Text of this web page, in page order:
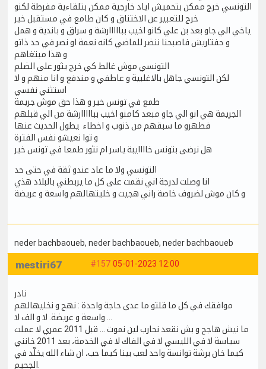
التونسي خرج ممكن بتحميش اياد خارجية ممكن بتلقاءية مفرطة لكنو
خرج للتعبير عن الاختناق و كان طامع في مستقبل خير
ياخي الي جاو بعد بن علي كانو اخيب ببااااارشة و سراق و باندية و همل
و حفتاريش فاصبحنا ننضر للماضي كانه نعمة او نصر في حد ذاتو
و هذا مبتغاهم
التونسي موش غالط كي خرج يثور على الضلم
لكن التونسي جاهل بالاغلبية و عاطفي و مندفع و انا منهم و لا
استثني نفسي
طمع في تونس خير و هذا حق موش جريمة
الجريمة هي انو الي جاو مبعد كامنو اخيب ببااااارشة من الي قبلهم
فطهرو ما سبقهم من ذنوب و اخطاء يطول الحديث عنها
و توا نعيشو نفس الفترة
هل نرضى بتونس خاااايبة ياسر ام نثور طمعا في تونس خير
التونسي ولا ما عاد عندو ثقة في حتى حد
انا وصلت لدرجة اني نقمت على كل ما يربطني بالبلاد هذي
و كان موش لضروف خاصة راني هجيت و خليتهالهم واسعة و عريضة
neder bachbaoueb, neder bachbaoueb, neder bachbaoueb
#157 05-01-2023 12:00
mestiri67
نادر
موافقك في كل ما قلتو ما عدى حاجة واحدة : نهج و نخليهالهم
ما نيش هاجج و بش نقعد نحارب لين نموت … قبل 2011 عمري لا عملت
سياسة لا في الليسي لا في الفاك لا في الخدمة، بعد 2011 خانني
كيما خان برشة توانسة واحد لعب بينا كيما حب، ان شاء الله يخلّد في